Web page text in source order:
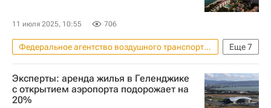
11 июля 2025, 10:55 706
Еще7
Федеральное агентство воздушного транспорта (Росавиация)
Коммерческая недвижимость
Геленджик
Сочи
Москва
Аэрофлот
Эксперты: аренда жилья в Геленджике
с открытием аэропорта подорожает на
20%